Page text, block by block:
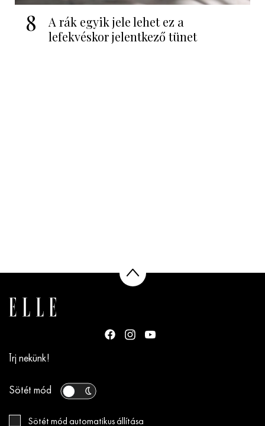
8
A rák egyik jele lehet ez a
lefekvéskor jelentkező tünet
Írj nekünk!
Sötét mód
Sötét mód automatikus állítása